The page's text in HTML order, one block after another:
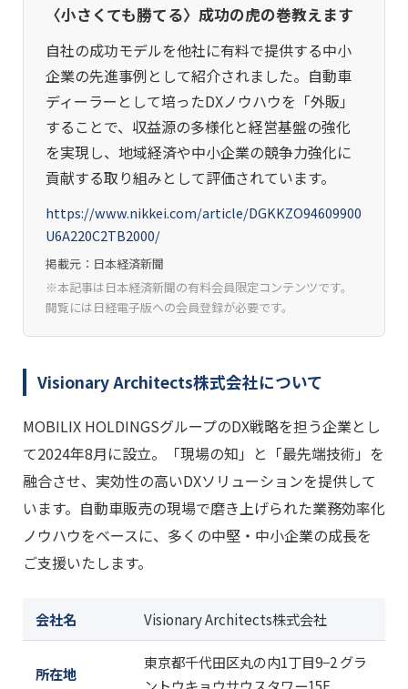
〈小さくても勝てる〉成功の虎の巻教えます
自社の成功モデルを他社に有料で提供する中小
企業の先進事例として紹介されました。自動車
ディーラーとして培ったDXノウハウを「外販」
することで、収益源の多様化と経営基盤の強化
を実現し、地域経済や中小企業の競争力強化に
貢献する取り組みとして評価されています。
https://www.nikkei.com/article/DGKKZO94609900
U6A220C2TB2000/
掲載元：日本経済新聞
※本記事は日本経済新聞の有料会員限定コンテンツです。
閲覧には日経電子版への会員登録が必要です。
Visionary Architects株式会社について
MOBILIX HOLDINGSグループのDX戦略を担う企業とし
て2024年8月に設立。「現場の知」と「最先端技術」を
融合させ、実効性の高いDXソリューションを提供して
います。自動車販売の現場で磨き上げられた業務効率化
ノウハウをベースに、多くの中堅・中小企業の成長を
ご支援いたします。
会社名 Visionary Architects株式会社
所在地
東京都千代田区丸の内1丁目9−2 グラ